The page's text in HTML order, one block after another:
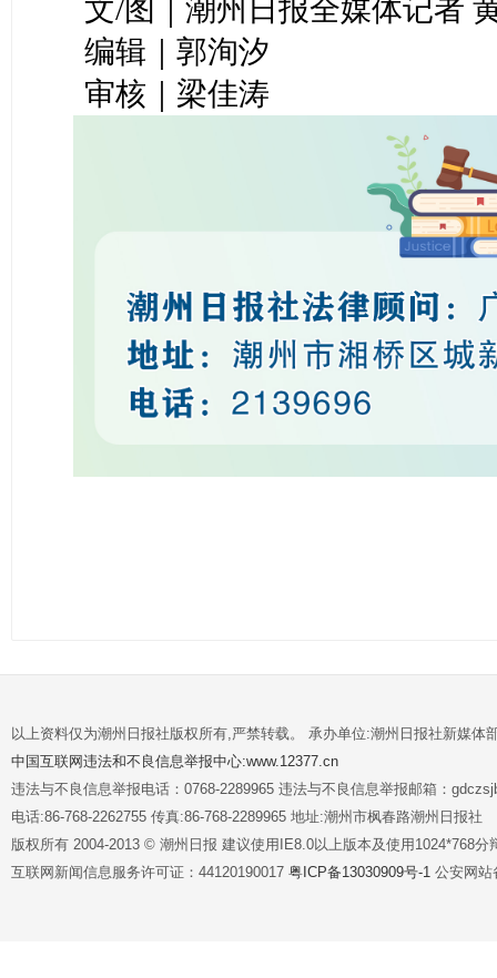
文/图｜潮州日报全媒体记者
编辑｜郭洵汐
审核｜梁佳涛
以上资料仅为潮州日报社版权所有,严禁转载。 承办单位:潮州日报社新媒体
中国互联网违法和不良信息举报中心:www.12377.cn
违法与不良信息举报电话：0768-2289965 违法与不良信息举报邮箱：
电话:86-768-2262755 传真:86-768-2289965 地址:潮州市枫春路潮州日报社
版权所有 2004-2013 © 潮州日报 建议使用IE8.0以上版本及使用1024*768分
互联网新闻信息服务许可证：44120190017 粤ICP备13030909号-1 公安网站